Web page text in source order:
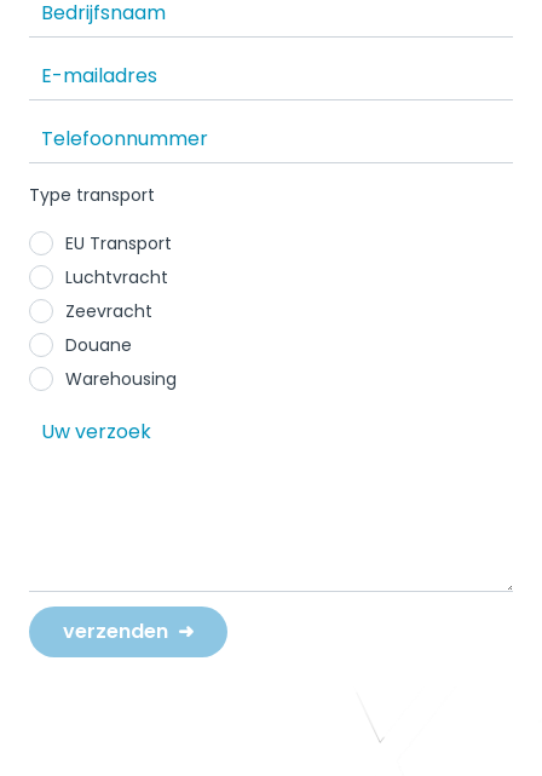
Type transport
EU Transport
Luchtvracht
Zeevracht
Douane
Warehousing
verzenden ➜